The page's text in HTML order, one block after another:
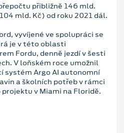
přibližně 146 mld.
mld. Kč) od roku 2021 dál.
vyvíjené ve spolupráci se
je v této oblasti
Fordu, denně jezdí v šesti
V loňském roce umožnil
systém Argo AI autonomní
a školních potřeb v rámci
v Miami na Floridě.